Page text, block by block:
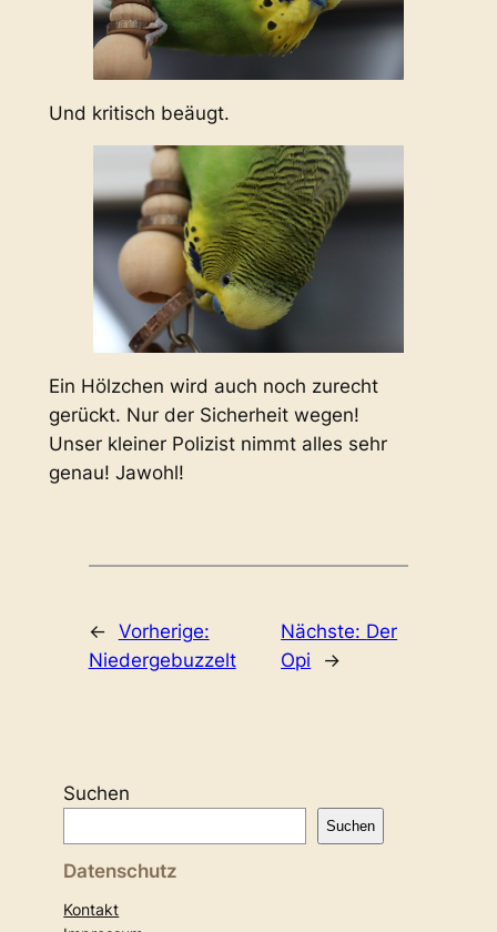
Und kritisch beäugt.
Ein Hölzchen wird auch noch zurecht
gerückt. Nur der Sicherheit wegen!
Unser kleiner Polizist nimmt alles sehr
genau! Jawohl!
← Vorherige:
Niedergebuzzelt
Nächste: Der
Opi
→
Suchen
Suchen
Datenschutz
Kontakt